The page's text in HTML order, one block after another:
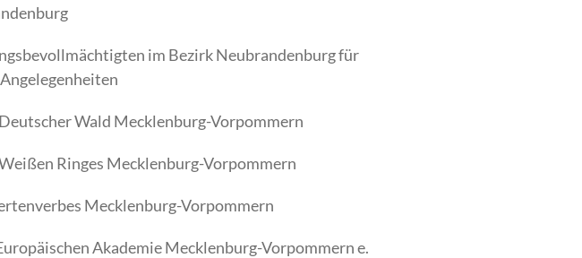
im Bezirk Neubrandenburg für
Wald Mecklenburg-Vorpommern
Ringes Mecklenburg-Vorpommern
Mecklenburg-Vorpommern
Akademie Mecklenburg-Vorpommern e.